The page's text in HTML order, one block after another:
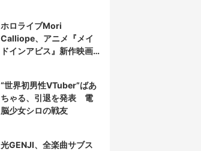
ホロライブMori
Calliope、アニメ『メイ
ドインアビス』新作映画
“世界初男性VTuber”ばあ
ちゃる、引退を発表 電
脳少女シロの戦友
光GENJI、全楽曲サブス